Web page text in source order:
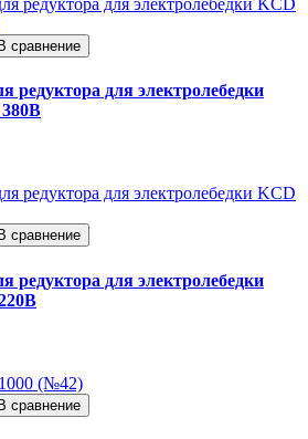
В сравнение
редуктора для электролебедки
В сравнение
редуктора для электролебедки
В сравнение